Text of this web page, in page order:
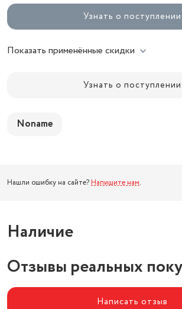
Узнать о поступлении
Показать применённые скидки
Узнать о поступлении
Noname
Нашли ошибку на сайте? Напишите нам.
Наличие
Отзывы реальных
Написать отзыв